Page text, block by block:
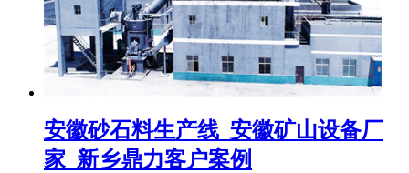
安徽砂石料生产线_安徽矿山设备厂
家_新乡鼎力客户案例